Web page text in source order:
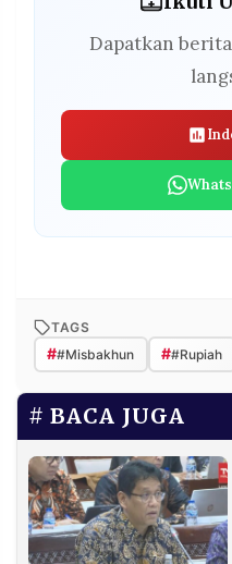
Dapatkan
TAGS
##Misbakhun ##Rupiah
BACA JUGA